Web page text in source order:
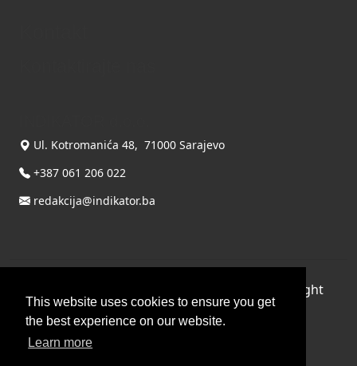
This website uses cookies to ensure you get
the best experience on our website.
Learn more
Ul. Kotromanića 48, 71000 Sarajevo
+387 061 206 022
redakcija@indikator.ba
, All Right
Reserved.
Terms Of Use